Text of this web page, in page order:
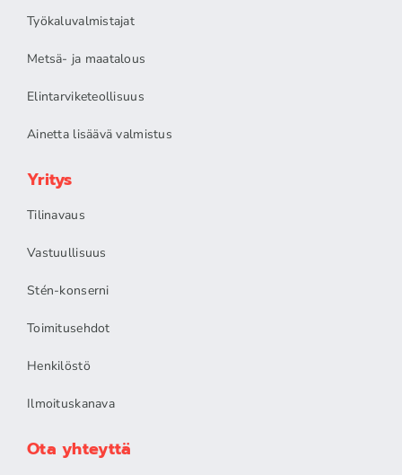
Työkaluvalmistajat
Metsä- ja maatalous
Elintarviketeollisuus
Ainetta lisäävä valmistus
Yritys
Tilinavaus
Vastuullisuus
Stén-konserni
Toimitusehdot
Henkilöstö
Ilmoituskanava
Ota yhteyttä